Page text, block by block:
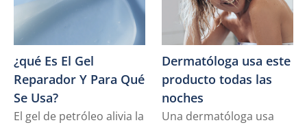
¿qué Es El Gel
Reparador Y Para Qué
Se Usa?
El gel de petróleo alivia la
Dermatóloga usa este
producto todas las
noches
Una dermatóloga usa